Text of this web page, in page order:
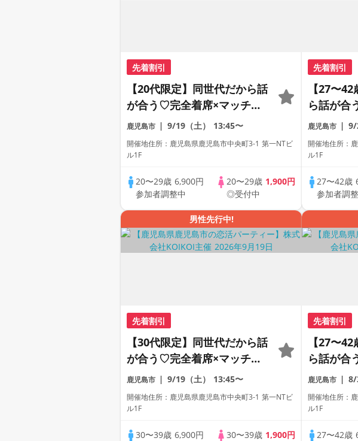
先着割引
【20代限定】同世代だから話
が合う♡完全着席×マッチン
グゲーム付きマッチングコン
鹿児島市 9/19（土） 13:45〜
開催地住所：鹿児島県鹿児島市中央町3-1 第一NTビ
ル1F
20〜29歳 6,900円
参加者調整中
20〜29歳 1,900円
◎受付中
先着割引
【27〜
ら話が合
チングコ
鹿児島市 9/
開催地住所：
ル1F
27〜42歳
参加者調
男性先行中!
先着割引
【30代限定】同世代だから話
が合う♡完全着席×マッチン
グゲーム付きマッチングコン
鹿児島市 9/19（土） 13:45〜
開催地住所：鹿児島県鹿児島市中央町3-1 第一NTビ
ル1F
30〜39歳 6,900円
30〜39歳 1,900円
先着割引
【27〜
ら話が合
チングコ
鹿児島市 8/
開催地住所：
ル1F
27〜42歳